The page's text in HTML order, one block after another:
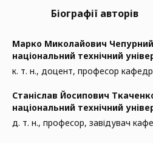
Біографії авторів
Марко Миколайович
національний технічний
к. т. н., доцент, професор
Станіслав Йосипович
національний технічний
д. т. н., професор, завідувач